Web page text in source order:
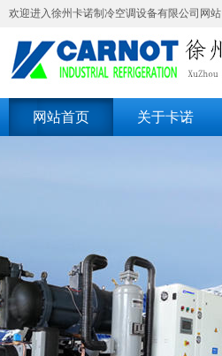
欢迎进入徐州卡诺制冷空调设备有限公司网站
网站首页 关于卡诺